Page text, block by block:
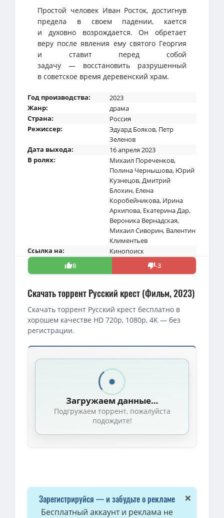
Простой человек Иван Росток, достигнув
предела в своем падении, кается
и духовно возрождается. Он обретает
веру после явления ему святого Георгия
и ставит перед собой
задачу — восстановить разрушенный
в советское время деревенский храм.
Год производства:
2023
Жанр:
драма
Страна:
Россия
Режиссер:
Эдуард Бояков, Петр
Зеленов
Дата выхода:
16 апреля 2023
В ролях:
Михаил Пореченков,
Полина Чернышова, Юрий
Кузнецов,Дмитрий
Блохин, Елена
Коробейникова, Ирина
Архипова, Екатерина Дар,
Вероника Вернадская,
Михаил Сиворин, Валентин
Климентьев
Ссылка на:
Кинопоиск
8
-3
Скачать торрент Русский крест (Фильм, 2023)
Скачать торрент Русский крест бесплатно в
хорошем качестве HD 720p, 1080p, 4K — без
регистрации.
Загружаем данные…
Подгружаем торрент, пожалуйста
подождите!
×
Зарегистрируйся — и забудьте о рекламе
Бесплатный аккаунт и реклама не